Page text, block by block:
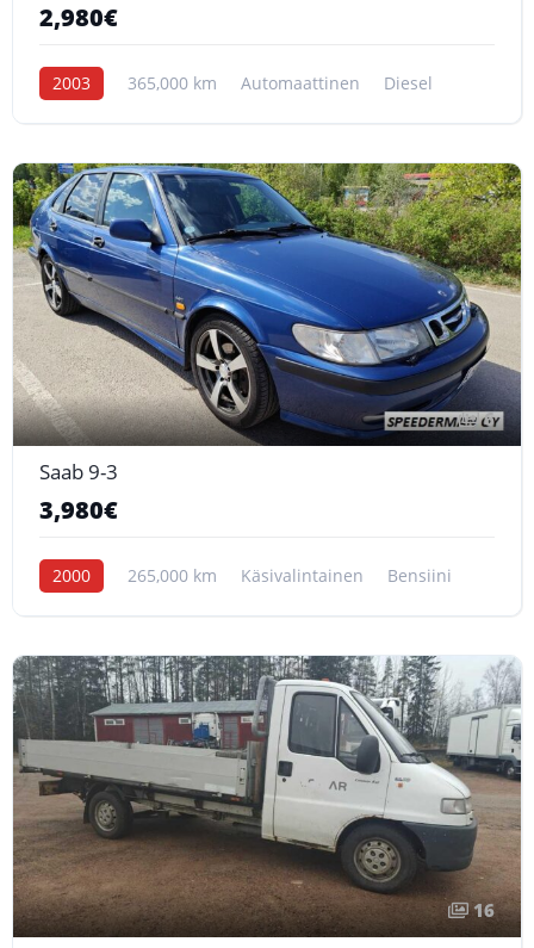
2,980€
2003 365,000 km Automaattinen Diesel
6
Saab 9-3
3,980€
2000 265,000 km Käsivalintainen Bensiini
16